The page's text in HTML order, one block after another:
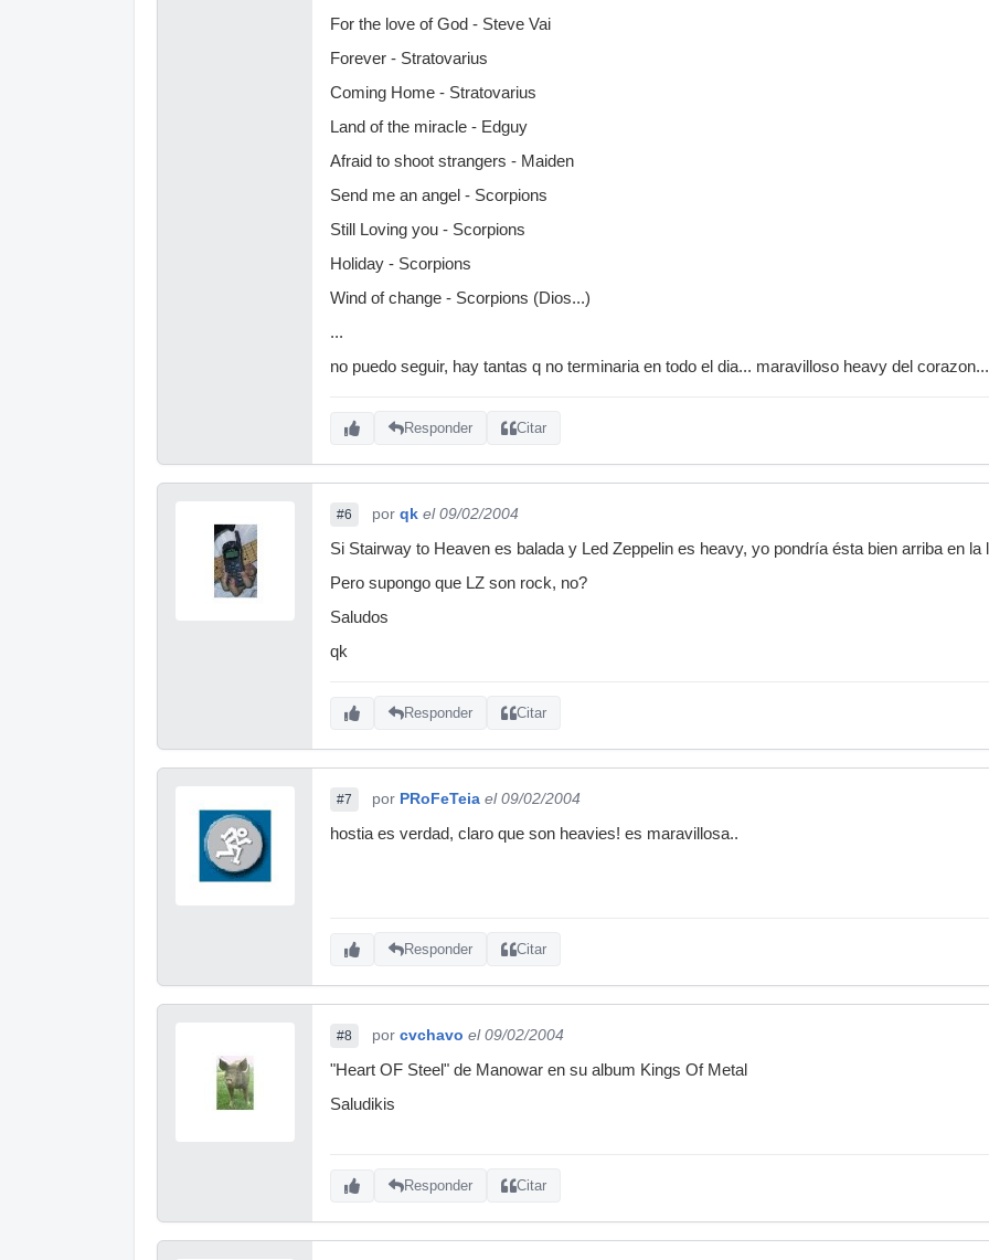
For the love of God - Steve Vai
Forever - Stratovarius
Coming Home - Stratovarius
Land of the miracle - Edguy
Afraid to shoot strangers - Maiden
Send me an angel - Scorpions
Still Loving you - Scorpions
Holiday - Scorpions
Wind of change - Scorpions (Dios...)
...
no puedo seguir, hay tantas q no terminaria en todo el dia... maravilloso heavy del corazon...
Responder Citar
#6 por qk el 09/02/2004
Si Stairway to Heaven es balada y Led Zeppelin es heavy, yo pondría ésta bien arriba en la
Pero supongo que LZ son rock, no?
Saludos
qk
Responder Citar
#7 por PRoFeTeia el 09/02/2004
hostia es verdad, claro que son heavies! es maravillosa..
Responder Citar
#8 por cvchavo el 09/02/2004
"Heart OF Steel" de Manowar en su album Kings Of Metal
Saludikis
Responder Citar